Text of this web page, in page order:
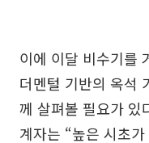
이에 이달 비수기를
더멘털 기반의 옥석
께 살펴볼 필요가 있
계자는 “높은 시초